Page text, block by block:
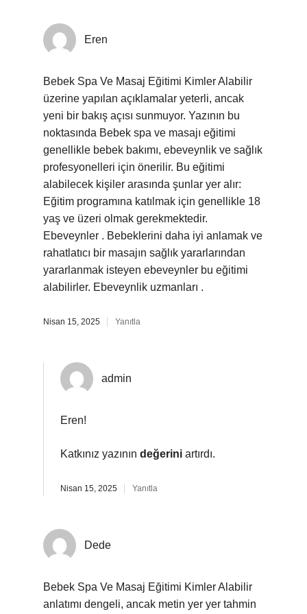
Eren
Bebek Spa Ve Masaj Eğitimi Kimler Alabilir
üzerine yapılan açıklamalar yeterli, ancak
yeni bir bakış açısı sunmuyor. Yazının bu
noktasında Bebek spa ve masajı eğitimi
genellikle bebek bakımı, ebeveynlik ve sağlık
profesyonelleri için önerilir. Bu eğitimi
alabilecek kişiler arasında şunlar yer alır:
Eğitim programına katılmak için genellikle 18
yaş ve üzeri olmak gerekmektedir.
Ebeveynler . Bebeklerini daha iyi anlamak ve
rahatlatıcı bir masajın sağlık yararlarından
yararlanmak isteyen ebeveynler bu eğitimi
alabilirler. Ebeveynlik uzmanları .
Nisan 15, 2025 Yanıtla
admin
Eren!
Katkınız yazının değerini artırdı.
Nisan 15, 2025 Yanıtla
Dede
Bebek Spa Ve Masaj Eğitimi Kimler Alabilir
anlatımı dengeli, ancak metin yer yer tahmin